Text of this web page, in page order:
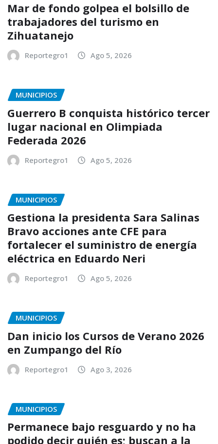
Mar de fondo golpea el bolsillo de
trabajadores del turismo en
Zihuatanejo
Reportegro1 Ago 5, 2026
MUNICIPIOS
Guerrero B conquista histórico tercer
lugar nacional en Olimpiada
Federada 2026
Reportegro1 Ago 5, 2026
MUNICIPIOS
Gestiona la presidenta Sara Salinas
Bravo acciones ante CFE para
fortalecer el suministro de energía
eléctrica en Eduardo Neri
Reportegro1 Ago 5, 2026
MUNICIPIOS
Dan inicio los Cursos de Verano 2026
en Zumpango del Río
Reportegro1 Ago 3, 2026
MUNICIPIOS
Permanece bajo resguardo y no ha
podido decir quién es; buscan a la